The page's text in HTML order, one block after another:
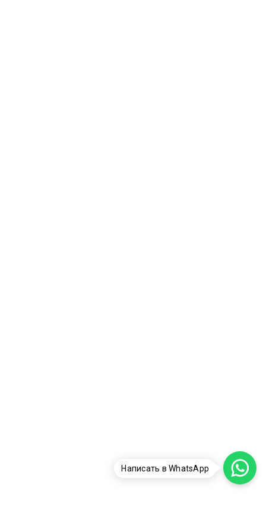
Написать в WhatsApp